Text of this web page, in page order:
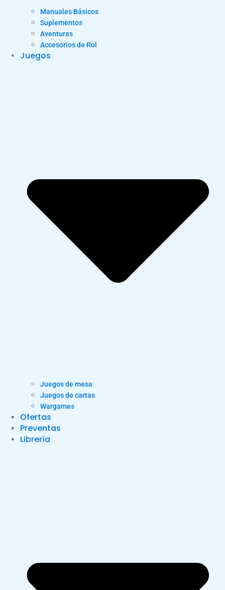
Manuales Básicos
Suplementos
Aventuras
Accesorios de Rol
Juegos
Juegos de mesa
Juegos de cartas
Wargames
Ofertas
Preventas
Librería